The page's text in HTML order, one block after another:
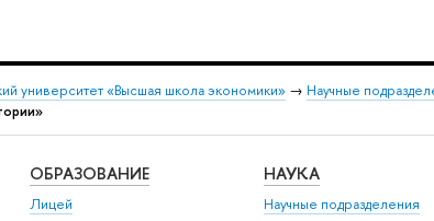
университет «Высшая школа экономики» → Научные
ОБРАЗОВАНИЕ
Лицей
НАУКА
Научные подразделения